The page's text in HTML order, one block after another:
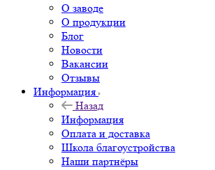
О заводе
О продукции
Блог
Новости
Вакансии
Отзывы
Информация
Назад
Информация
Оплата и доставка
Школа благоустройства
Наши партнёры